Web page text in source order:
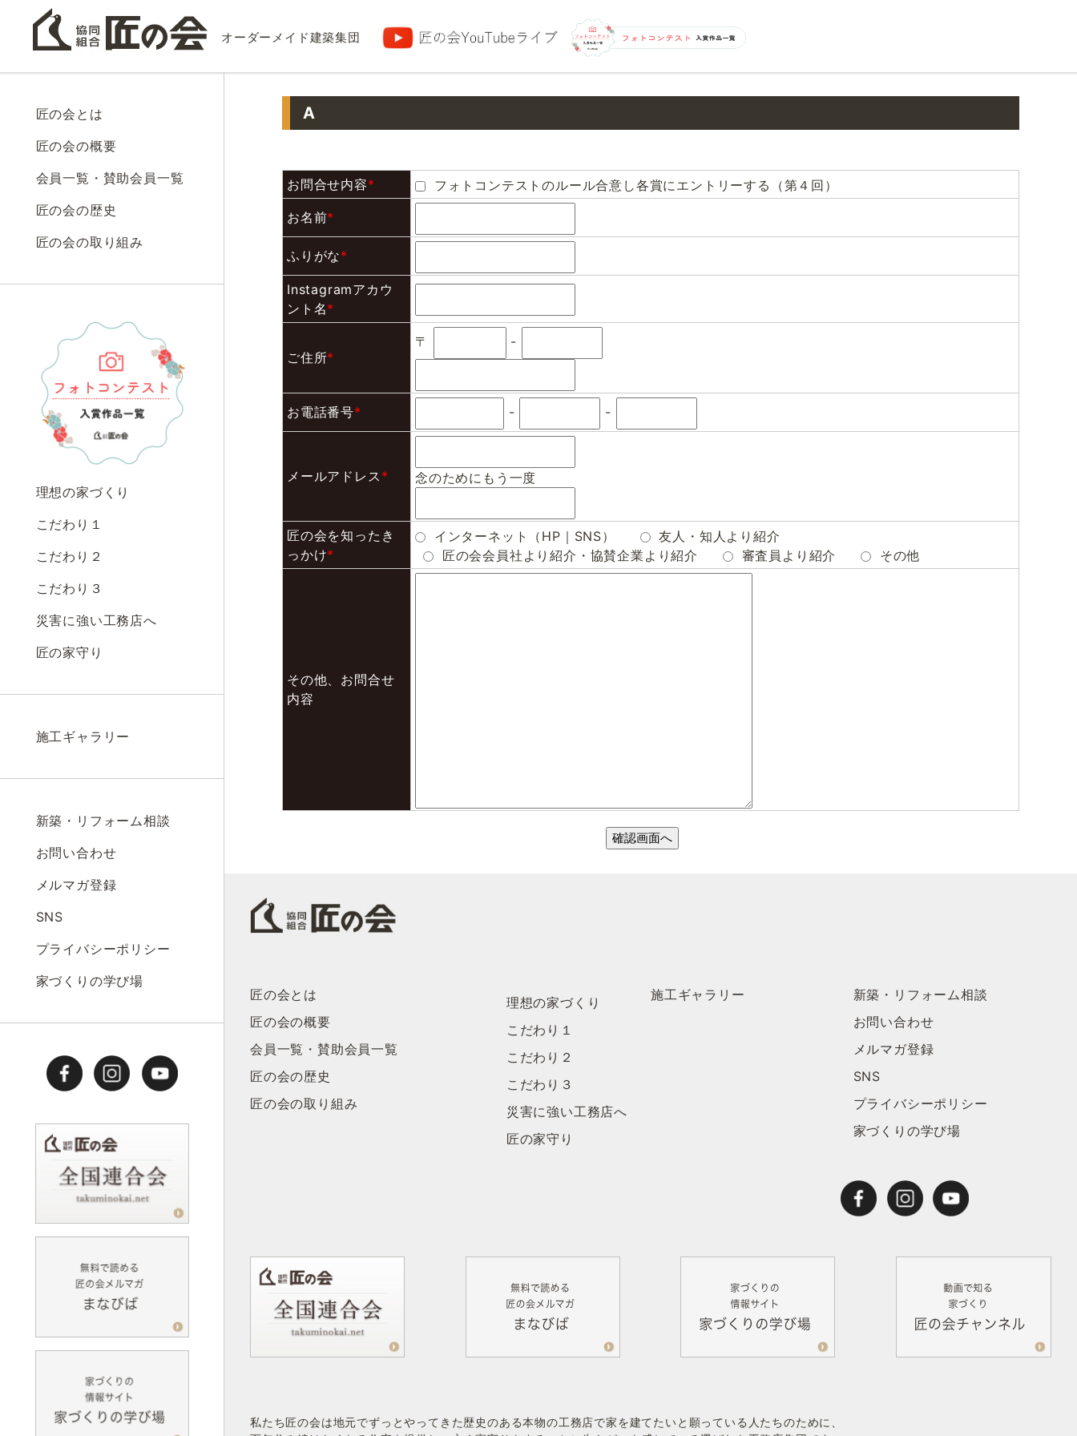
オーダーメイド建築集団
匠の会とは
匠の会の概要
会員一覧・賛助会員一覧
匠の会の歴史
匠の会の取り組み
理想の家づくり
こだわり１
こだわり２
こだわり３
災害に強い工務店へ
匠の家守り
施工ギャラリー
新築・リフォーム相談
お問い合わせ
メルマガ登録
SNS
プライバシーポリシー
家づくりの学び場
A
お問合せ内容*
フォトコンテストのルール合意し各賞にエントリーする（第４回）
お名前*
ふりがな*
Instagramアカウ
ント名*
ご住所*
〒 -
お電話番号* - -
メールアドレス * 念のためにもう一度
匠の会を知ったき
っかけ*
インターネット（HP｜SNS）
友人・知人より紹介
匠の会会員社より紹介・協賛企業より紹介
審査員より紹介 その他
その他、お問合せ
内容
匠の会とは
匠の会の概要
会員一覧・賛助会員一覧
匠の会の歴史
匠の会の取り組み
理想の家づくり
こだわり１
こだわり２
こだわり３
災害に強い工務店へ
匠の家守り
施工ギャラリー
新築・リフォーム相談
お問い合わせ
メルマガ登録
SNS
プライバシーポリシー
家づくりの学び場
私たち匠の会は地元でずっとやってきた歴史のある本物の工務店で家を建てたいと願っている人たちのために、